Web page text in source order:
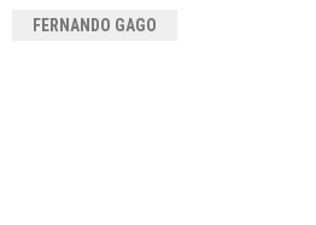
FERNANDO GAGO